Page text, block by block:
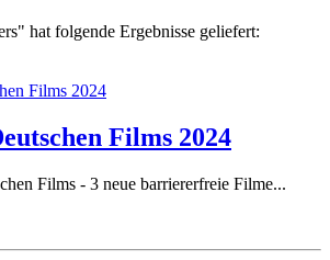
hat folgende Ergebnisse geliefert:
Films 2024
Films - 3 neue barriererfreie Filme...